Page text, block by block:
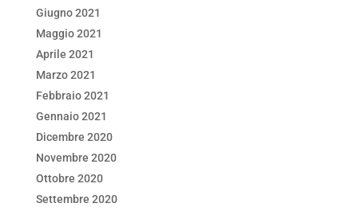
Giugno 2021
Maggio 2021
Aprile 2021
Marzo 2021
Febbraio 2021
Gennaio 2021
Dicembre 2020
Novembre 2020
Ottobre 2020
Settembre 2020